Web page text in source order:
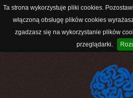
Ta strona wykorzystuje pliki cookies.
włączoną obsługę plików cookies
zgadzasz się na wykorzystanie plików
przeglądarki.